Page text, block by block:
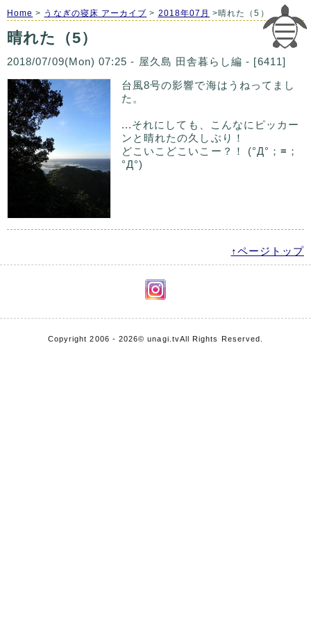
Home > うなぎの寝床 アーカイブ > 2018年07月 >晴れた（5）
晴れた（5）
2018/07/09(Mon) 07:25 - 屋久島 田舎暮らし編 - [6411]
台風8号の影響で海はうねってまし
た。
...それにしても、こんなにピッカー
ンと晴れたの久しぶり！
どこいこどこいこー？！ (°Д°；≡；
°Д°)
↑ページトップ
Copyright 2006 - 2026© unagi.tvAll Rights Reserved.